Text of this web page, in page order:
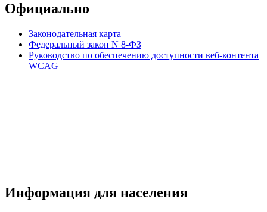
Официально
Законодательная карта
Федеральный закон N 8-ФЗ
Руководство по обеспечению доступности веб-контента
WCAG
Информация для населения